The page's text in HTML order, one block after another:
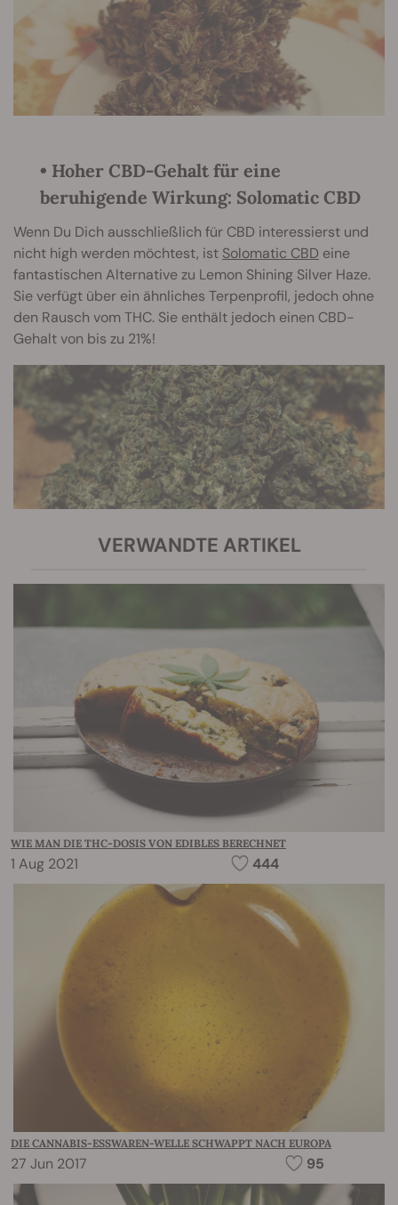
• Hoher CBD-Gehalt für eine
beruhigende Wirkung: Solomatic CBD
Wenn Du Dich ausschließlich für CBD interessierst und
nicht high werden möchtest, ist Solomatic CBD eine
fantastischen Alternative zu Lemon Shining Silver Haze.
Sie verfügt über ein ähnliches Terpenprofil, jedoch ohne
den Rausch vom THC. Sie enthält jedoch einen CBD-
Gehalt von bis zu 21%!
VERWANDTE ARTIKEL
WIE MAN DIE THC-DOSIS VON EDIBLES BERECHNET
1 Aug 2021 444
DIE CANNABIS-ESSWAREN-WELLE SCHWAPPT NACH EUROPA
27 Jun 2017 95